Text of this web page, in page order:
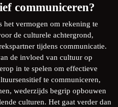
communiceren?
het vermogen om rekening te
de culturele achtergrond,
tijdens communicatie.
de invloed van cultuur op
in te spelen om effectieve
te communiceren,
wederzijds begrip opbouwen
culturen. Het gaat verder dan